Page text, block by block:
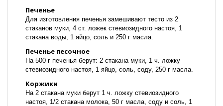
Печенье
Для изготовления печенья замешивают тесто из 2
стаканов муки, 4 ст. ложек стевиозидного настоя, 1
стакана воды, 1 яйцо, соль и 250 г масла.
Печенье песочное
На 500 г печенья берут: 2 стакана муки, 1 ч. ложку
стевиозидного настоя, 1 яйцо, соль, соду, 250 г масла.
Коржики
На 2 стакана муки берут 1 ч. ложку стевиозидного
настоя, 1/2 стакана молока, 50 г масла, соду и соль, 1